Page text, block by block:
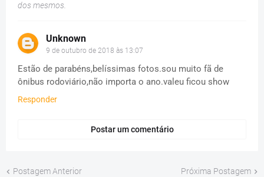
dos mesmos.
Unknown
9 de outubro de 2018 às 13:07
Estão de parabéns,belíssimas fotos.sou muito fã de
ônibus rodoviário,não importa o ano.valeu ficou show
Responder
Postar um comentário
Postagem Anterior Próxima Postagem